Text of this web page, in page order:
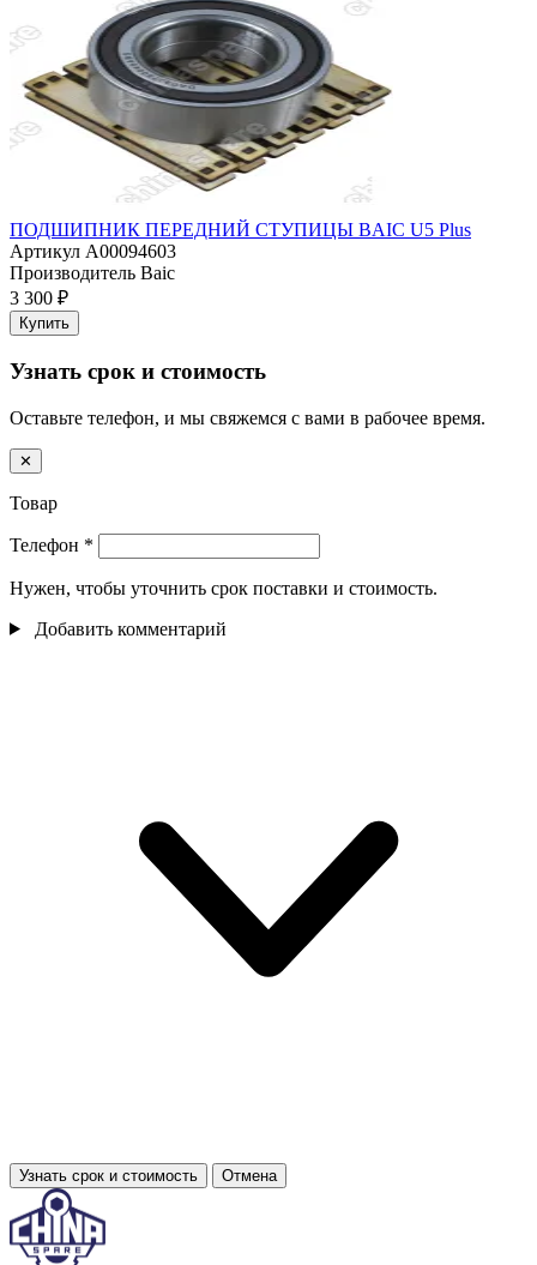
ПОДШИПНИК ПЕРЕДНИЙ СТУПИЦЫ BAIC U5 Plus
Артикул A00094603
Производитель Baic
3 300 ₽
Купить
Узнать срок и стоимость
Оставьте телефон, и мы свяжемся с вами в рабочее время.
✕
Товар
Телефон *
Нужен, чтобы уточнить срок поставки и стоимость.
Добавить комментарий
Узнать срок и стоимость Отмена